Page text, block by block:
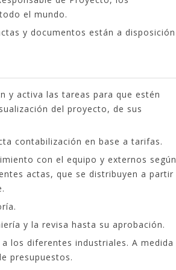
el mundo.
y documentos están a disposición
y activa las tareas para que estén
del proyecto, de sus
contabilización en base a tarifas.
con el equipo y externos según
actas, que se distribuyen a partir
y la revisa hasta su aprobación.
los diferentes industriales. A medida
presupuestos.